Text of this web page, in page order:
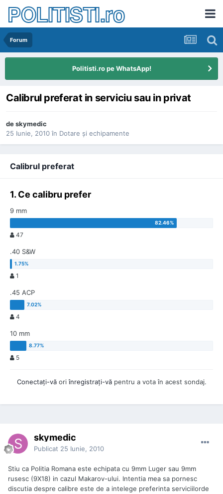
POLITISTI.ro
Forum
Politisti.ro pe WhatsApp!
Calibrul preferat in serviciu sau in privat
deskymedic
25 Iunie, 2010 în Dotare şi echipamente
Calibrul preferat
1. Ce calibru prefer
9 mm
47
.40 S&W
1
.45 ACP
4
10 mm
5
Conectaţi-văoriînregistraţi-văpentru a vota în acest sondaj.
skymedic
Publicat 25 Iunie, 2010
Stiu ca Politia Romana este echipata cu 9mm Luger sau 9mm
rusesc (9X18) in cazul Makarov-ului. Intentia mea sa pornesc
discutia despre calibre este de a intelege preferinta serviciilorde